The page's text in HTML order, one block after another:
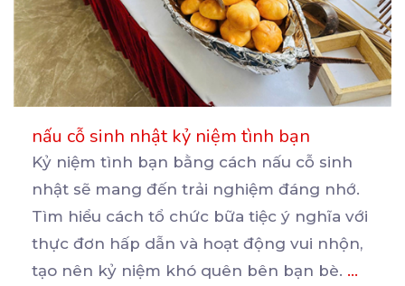
nấu cỗ sinh nhật kỷ niệm tình bạn
Kỷ niệm tình bạn bằng cách nấu cỗ sinh
nhật sẽ mang đến trải nghiệm đáng nhớ.
Tìm hiểu cách tổ chức bữa tiệc ý nghĩa với
thực đơn hấp dẫn và hoạt động vui nhộn,
tạo nên kỷ niệm khó quên bên bạn bè. ...